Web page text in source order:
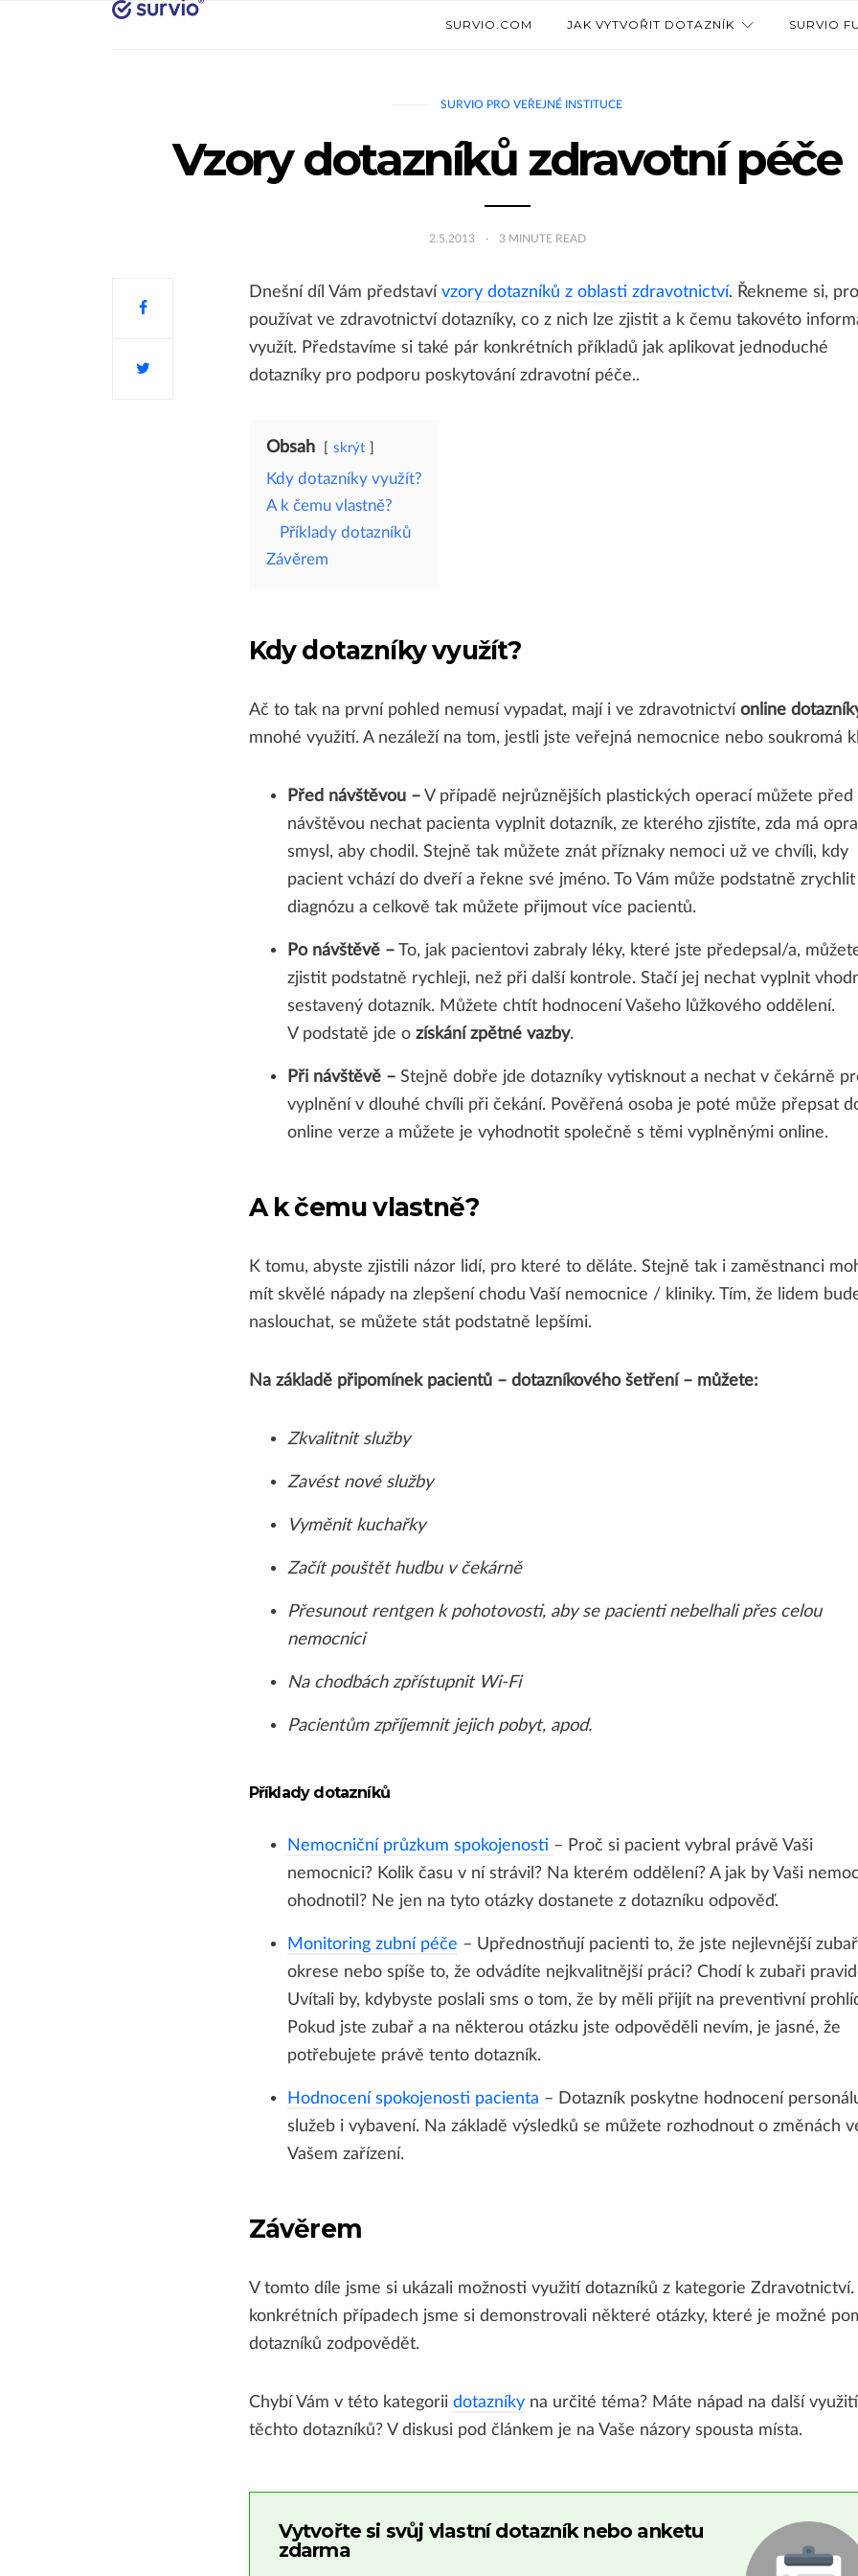
SURVIO.COM JAK VYTVOŘIT DOTAZNÍK SURVIO
SURVIO PRO VEŘEJNÉ INSTITUCE
Vzory dotazníků zdravotní péče
2.5.2013 3 MINUTE READ
Dnešní díl Vám představí vzory dotazníků z oblasti zdravotnictví. Řekneme si,
používat ve zdravotnictví dotazníky, co z nich lze zjistit a k čemu takovéto
využít. Představíme si také pár konkrétních příkladů jak aplikovat jednoduché
dotazníky pro podporu poskytování zdravotní péče..
Obsah skrýt
Kdy dotazníky využít?
A k čemu vlastně?
Příklady dotazníků
Závěrem
Kdy dotazníky využít?
Ač to tak na první pohled nemusí vypadat, mají i ve zdravotnictví online
mnohé využití. A nezáleží na tom, jestli jste veřejná nemocnice nebo soukromá
Před návštěvou –V případě nejrůznějších plastických operací můžete před
návštěvou nechat pacienta vyplnit dotazník, ze kterého zjistíte, zda má
smysl, aby chodil. Stejně tak můžete znát příznaky nemoci už ve chvíli, kdy
pacient vchází do dveří a řekne své jméno. To Vám může podstatně zrychlit
diagnózu a celkově tak můžete přijmout více pacientů.
Po návštěvě –To, jak pacientovi zabraly léky, které jste předepsal/a,
zjistit podstatně rychleji, než při další kontrole. Stačí jej nechat vyplnit
sestavený dotazník. Můžete chtít hodnocení Vašeho lůžkového oddělení.
V podstatě jde o získání zpětné vazby.
Při návštěvě –Stejně dobře jde dotazníky vytisknout a nechat v čekárně
vyplnění v dlouhé chvíli při čekání. Pověřená osoba je poté může přepsat
online verze a můžete je vyhodnotit společně s těmi vyplněnými online.
A k čemu vlastně?
K tomu, abyste zjistili názor lidí, pro které to děláte. Stejně tak i zaměstnanci
mít skvělé nápady na zlepšení chodu Vaší nemocnice / kliniky. Tím, že lidem
naslouchat, se můžete stát podstatně lepšími.
Na základě připomínek pacientů – dotazníkového šetření – můžete:
Zkvalitnit služby
Zavést nové služby
Vyměnit kuchařky
Začít pouštět hudbu v čekárně
Přesunout rentgen k pohotovosti, aby se pacienti nebelhali přes celou
nemocnici
Na chodbách zpřístupnit Wi-Fi
Pacientům zpříjemnit jejich pobyt, apod.
Příklady dotazníků
Nemocniční průzkum spokojenosti – Proč si pacient vybral právě Vaši
nemocnici? Kolik času v ní strávil? Na kterém oddělení? A jak by Vaši
ohodnotil? Ne jen na tyto otázky dostanete z dotazníku odpověď.
Monitoring zubní péče – Upřednostňují pacienti to, že jste nejlevnější
okrese nebo spíše to, že odvádíte nejkvalitnější práci? Chodí k zubaři
Uvítali by, kdybyste poslali sms o tom, že by měli přijít na preventivní
Pokud jste zubař a na některou otázku jste odpověděli nevím, je jasné, že
potřebujete právě tento dotazník.
Hodnocení spokojenosti pacienta – Dotazník poskytne hodnocení
služeb i vybavení. Na základě výsledků se můžete rozhodnout o změnách
Vašem zařízení.
Závěrem
V tomto díle jsme si ukázali možnosti využití dotazníků z kategorie Zdravotnictví.
konkrétních případech jsme si demonstrovali některé otázky, které je možné
dotazníků zodpovědět.
Chybí Vám v této kategorii dotazníkyna určité téma? Máte nápad na další využití
těchto dotazníků? V diskusi pod článkem je na Vaše názory spousta místa.
Vytvořte si svůj vlastní dotazník nebo anketu
zdarma